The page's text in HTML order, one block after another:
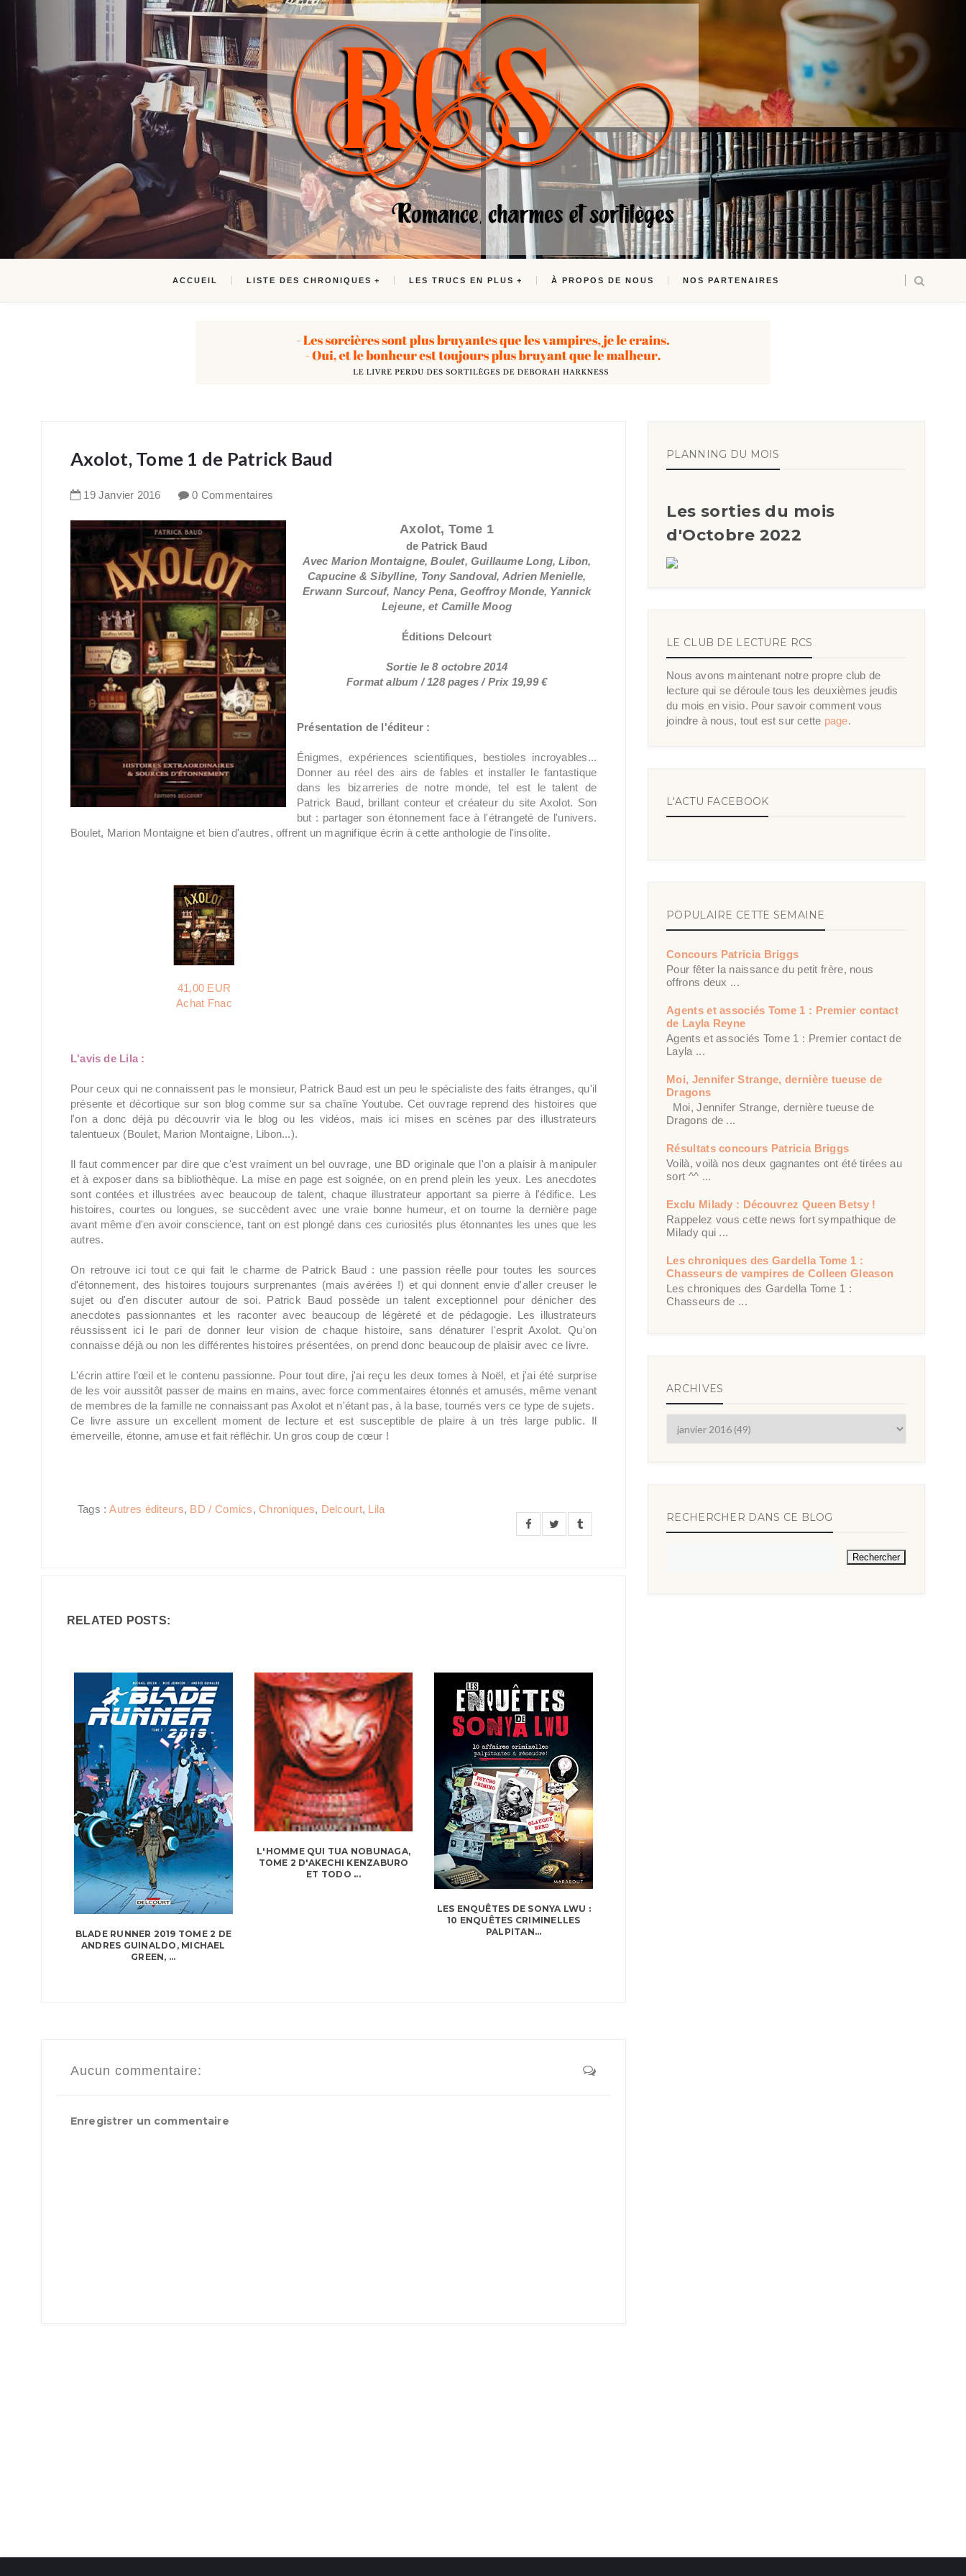
ACCUEIL LISTE DES CHRONIQUES LES TRUCS EN PLUS À PROPOS DE NOUS NOS PARTENAIRES
Axolot, Tome 1 de Patrick Baud
19 Janvier 2016 0 Commentaires
Axolot, Tome 1
de Patrick Baud
Avec Marion Montaigne, Boulet, Guillaume Long, Libon,
Capucine & Sibylline, Tony Sandoval, Adrien Menielle,
Erwann Surcouf, Nancy Pena, Geoffroy Monde, Yannick
Lejeune, et Camille Moog
Éditions Delcourt
Sortie le 8 octobre 2014
Format album / 128 pages / Prix 19,99 €
Présentation de l'éditeur :
Énigmes, expériences scientifiques, bestioles incroyables...
Donner au réel des airs de fables et installer le fantastique
dans les bizarreries de notre monde, tel est le talent de
Patrick Baud, brillant conteur et créateur du site Axolot. Son
but : partager son étonnement face à l'étrangeté de l'univers.
Boulet, Marion Montaigne et bien d'autres, offrent un magnifique écrin à cette anthologie de l'insolite.
41,00 EUR
Achat Fnac
L'avis de Lila :
Pour ceux qui ne connaissent pas le monsieur, Patrick Baud est un peu le spécialiste des faits étranges, qu'il
présente et décortique sur son blog comme sur sa chaîne Youtube. Cet ouvrage reprend des histoires que
l'on a donc déjà pu découvrir via le blog ou les vidéos, mais ici mises en scènes par des illustrateurs
talentueux (Boulet, Marion Montaigne, Libon...).
Il faut commencer par dire que c'est vraiment un bel ouvrage, une BD originale que l'on a plaisir à manipuler
et à exposer dans sa bibliothèque. La mise en page est soignée, on en prend plein les yeux. Les anecdotes
sont contées et illustrées avec beaucoup de talent, chaque illustrateur apportant sa pierre à l'édifice. Les
histoires, courtes ou longues, se succèdent avec une vraie bonne humeur, et on tourne la dernière page
avant même d'en avoir conscience, tant on est plongé dans ces curiosités plus étonnantes les unes que les
autres.
On retrouve ici tout ce qui fait le charme de Patrick Baud : une passion réelle pour toutes les sources
d'étonnement, des histoires toujours surprenantes (mais avérées !) et qui donnent envie d'aller creuser le
sujet ou d'en discuter autour de soi. Patrick Baud possède un talent exceptionnel pour dénicher des
anecdotes passionnantes et les raconter avec beaucoup de légèreté et de pédagogie. Les illustrateurs
réussissent ici le pari de donner leur vision de chaque histoire, sans dénaturer l'esprit Axolot. Qu'on
connaisse déjà ou non les différentes histoires présentées, on prend donc beaucoup de plaisir avec ce livre.
L'écrin attire l’œil et le contenu passionne. Pour tout dire, j'ai reçu les deux tomes à Noël, et j'ai été surprise
de les voir aussitôt passer de mains en mains, avec force commentaires étonnés et amusés, même venant
de membres de la famille ne connaissant pas Axolot et n'étant pas, à la base, tournés vers ce type de sujets.
Ce livre assure un excellent moment de lecture et est susceptible de plaire à un très large public. Il
émerveille, étonne, amuse et fait réfléchir. Un gros coup de cœur !
Tags :Autres éditeurs, BD / Comics,Chroniques, Delcourt, Lila
RELATED POSTS:
BLADE RUNNER 2019 TOME 2 DE
ANDRES GUINALDO, MICHAEL
GREEN, ...
L'HOMME QUI TUA NOBUNAGA,
TOME 2 D'AKECHI KENZABURO
ET TODO ...
LES ENQUÊTES DE SONYA LWU :
10 ENQUÊTES CRIMINELLES
PALPITAN...
Aucun commentaire:
Enregistrer un commentaire
PLANNING DU MOIS
Les sorties du mois
d'Octobre 2022
LE CLUB DE LECTURE RCS
Nous avons maintenant notre propre club de
lecture qui se déroule tous les deuxièmes jeudis
du mois en visio. Pour savoir comment vous
joindre à nous, tout est sur cette page.
L'ACTU FACEBOOK
POPULAIRE CETTE SEMAINE
Concours Patricia Briggs
Pour fêter la naissance du petit frère, nous
offrons deux ...
Agents et associés Tome 1 : Premier contact
de Layla Reyne
Agents et associés Tome 1 : Premier contact de
Layla ...
Moi, Jennifer Strange, dernière tueuse de
Dragons
Moi, Jennifer Strange, dernière tueuse de
Dragons de ...
Résultats concours Patricia Briggs
Voilà, voilà nos deux gagnantes ont été tirées au
sort ^^ ...
Exclu Milady : Découvrez Queen Betsy !
Rappelez vous cette news fort sympathique de
Milady qui ...
Les chroniques des Gardella Tome 1 :
Chasseurs de vampires de Colleen Gleason
Les chroniques des Gardella Tome 1 :
Chasseurs de ...
ARCHIVES
RECHERCHER DANS CE BLOG